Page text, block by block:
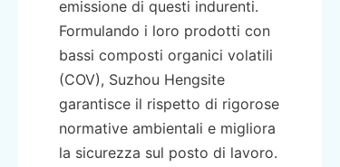
emissione di questi indurenti.
Formulando i loro prodotti con
bassi composti organici volatili
(COV), Suzhou Hengsite
garantisce il rispetto di rigorose
normative ambientali e migliora
la sicurezza sul posto di lavoro.